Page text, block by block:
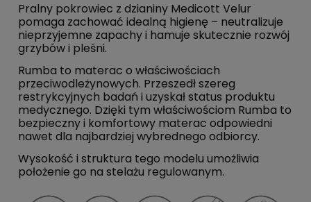
Pralny pokrowiec z dzianiny Medicott Velur
pomaga zachować idealną higienę – neutralizuje
nieprzyjemne zapachy i hamuje skutecznie rozwój
grzybów i pleśni.
Rumba to materac o właściwościach
przeciwodleżynowych. Przeszedł szereg
restrykcyjnych badań i uzyskał status produktu
medycznego. Dzięki tym właściwościom Rumba to
bezpieczny i komfortowy materac odpowiedni
nawet dla najbardziej wybrednego odbiorcy.
Wysokość i struktura tego modelu umożliwia
położenie go na stelażu regulowanym.